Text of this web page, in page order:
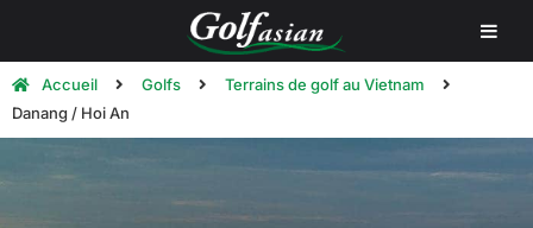
Accueil Golfs
Terrains de golf au Vietnam
Danang / Hoi An